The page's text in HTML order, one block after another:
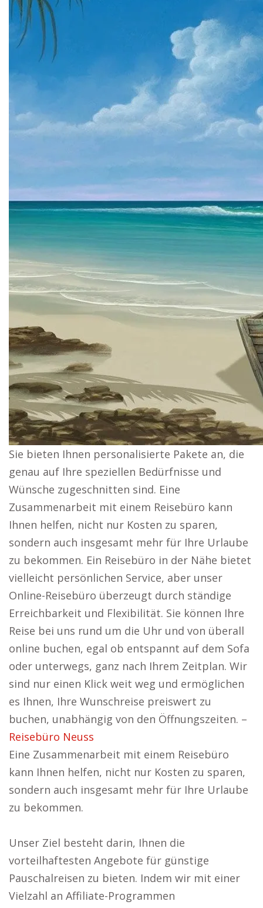
Sie bieten Ihnen personalisierte Pakete an, die
genau auf Ihre speziellen Bedürfnisse und
Wünsche zugeschnitten sind. Eine
Zusammenarbeit mit einem Reisebüro kann
Ihnen helfen, nicht nur Kosten zu sparen,
sondern auch insgesamt mehr für Ihre Urlaube
zu bekommen. Ein Reisebüro in der Nähe bietet
vielleicht persönlichen Service, aber unser
Online-Reisebüro überzeugt durch ständige
Erreichbarkeit und Flexibilität. Sie können Ihre
Reise bei uns rund um die Uhr und von überall
online buchen, egal ob entspannt auf dem Sofa
oder unterwegs, ganz nach Ihrem Zeitplan. Wir
sind nur einen Klick weit weg und ermöglichen
es Ihnen, Ihre Wunschreise preiswert zu
buchen, unabhängig von den Öffnungszeiten. –
Reisebüro Neuss
Eine Zusammenarbeit mit einem Reisebüro
kann Ihnen helfen, nicht nur Kosten zu sparen,
sondern auch insgesamt mehr für Ihre Urlaube
zu bekommen.
Unser Ziel besteht darin, Ihnen die
vorteilhaftesten Angebote für günstige
Pauschalreisen zu bieten. Indem wir mit einer
Vielzahl an Affiliate-Programmen